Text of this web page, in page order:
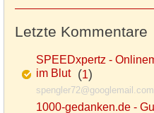
Letzte Kommentare
SPEEDxpertz -
im Blut(1)
spengler72@googlemail.com
1000-gedanken.de -